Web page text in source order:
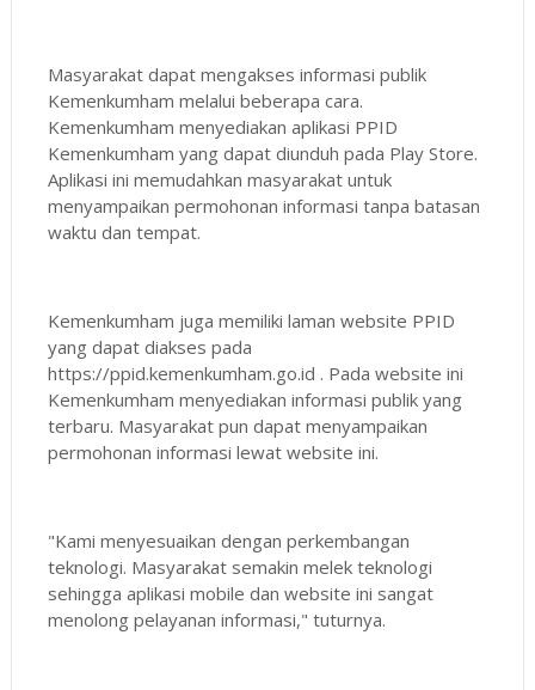
Masyarakat dapat mengakses informasi publik
Kemenkumham melalui beberapa cara.
Kemenkumham menyediakan aplikasi PPID
Kemenkumham yang dapat diunduh pada Play Store.
Aplikasi ini memudahkan masyarakat untuk
menyampaikan permohonan informasi tanpa batasan
waktu dan tempat.
Kemenkumham juga memiliki laman website PPID
yang dapat diakses pada
https://ppid.kemenkumham.go.id . Pada website ini
Kemenkumham menyediakan informasi publik yang
terbaru. Masyarakat pun dapat menyampaikan
permohonan informasi lewat website ini.
"Kami menyesuaikan dengan perkembangan
teknologi. Masyarakat semakin melek teknologi
sehingga aplikasi mobile dan website ini sangat
menolong pelayanan informasi," tuturnya.